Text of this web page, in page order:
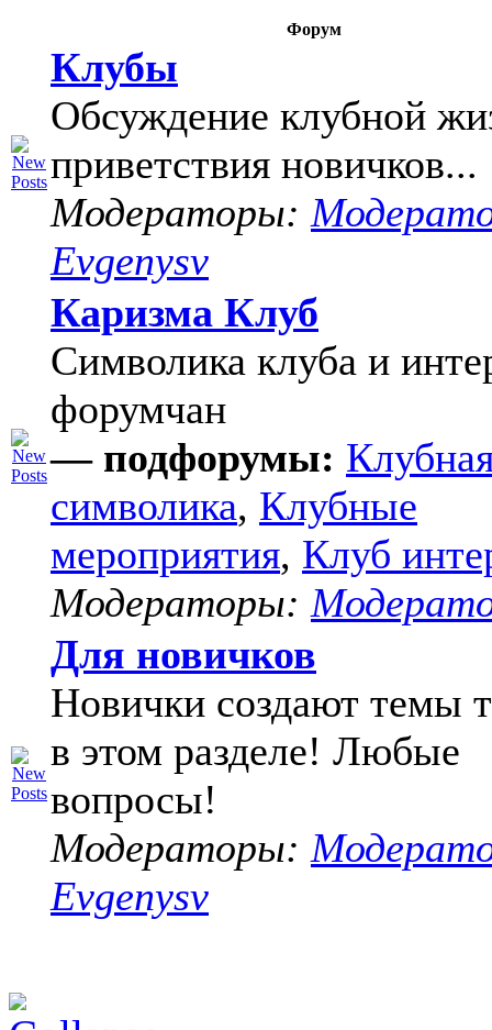
Форум
Клубы
Обсуждение клубной
приветствия новичков...
Модераторы:
Evgenysv
Каризма Клуб
Символика клуба и
форумчан
— подфорумы:
символика, Клубные
мероприятия, Клуб
Модераторы:
Для новичков
Новички создают темы
в этом разделе! Любые
вопросы!
Модераторы:
Evgenysv